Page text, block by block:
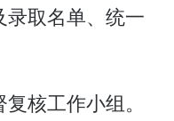
取名单、统一
核工作小组。